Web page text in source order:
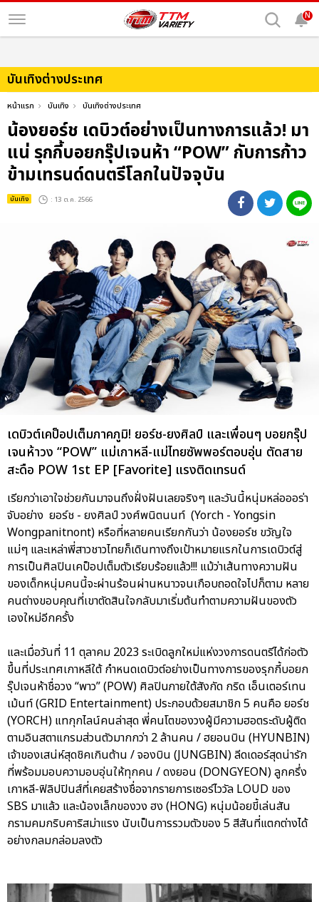
N
บันเทิงต่างประเทศ
หน้าแรก บันเทิง บันเทิงต่างประเทศ
น้องยอร์ช เดบิวต์อย่างเป็นทางการแล้ว! มา
แน่ รุกกี้บอยกรุ๊ปเจนห้า “POW” กับการก้าว
ข้ามเทรนด์ดนตรีโลกในปัจจุบัน
บันเทิง : 13 ต.ค. 2566
เดบิวต์เคป็อปเต็มภาคภูมิ! ยอร์ช-ยงศิลป์ และเพื่อนๆ บอยกรุ๊ป
เจนห้าวง “POW” แม่เกาหลี-แม่ไทยซัพพอร์ตอบอุ่น ตัดสาย
สะดือ POW 1st EP [Favorite] แรงติดเทรนด์
เรียกว่าเอาใจช่วยกันมาจนถึงฝั่งฝันเลยจริงๆ และวันนี้หนุ่มหล่อออร่า
จับอย่าง ยอร์ช - ยงศิลป์ วงศ์พนิตนนท์ (Yorch - Yongsin
Wongpanitnont) หรือที่หลายคนเรียกกันว่า น้องยอร์ช ขวัญใจ
แม่ๆ และเหล่าพี่สาวชาวไทยก็เดินทางถึงเป้าหมายแรกในการเดบิวต์สู่
การเป็นศิลปินเคป็อปเต็มตัวเรียบร้อยแล้ว!!! แม้ว่าเส้นทางความฝัน
ของเด็กหนุ่มคนนี้จะผ่านร้อนผ่านหนาวจนเกือบถอดใจไปก็ตาม หลาย
คนต่างขอบคุณที่เขาตัดสินใจกลับมาเริ่มต้นทำตามความฝันของตัว
เองใหม่อีกครั้ง
และเมื่อวันที่ 11 ตุลาคม 2023 ระเบิดลูกใหม่แห่งวงการดนตรีได้ก่อตัว
ขึ้นที่ประเทศเกาหลีใต้ กำหนดเดบิวต์อย่างเป็นทางการของรุกกี้บอยก
รุ๊ปเจนห้าชื่อวง “พาว” (POW) ศิลปินภายใต้สังกัด กริด เอ็นเตอร์เทน
เม้นท์ (GRID Entertainment) ประกอบด้วยสมาชิก 5 คนคือ ยอร์ช
(YORCH) แทกุกไลน์คนล่าสุด พี่คนโตของวงผู้มีความฮอตระดับผู้ติด
ตามอินสตาแกรมส่วนตัวมากกว่า 2 ล้านคน / ฮยอนบิน (HYUNBIN)
เจ้าของเสน่ห์สุดชิคเกินต้าน / จองบิน (JUNGBIN) ลีดเดอร์สุดน่ารัก
ที่พร้อมมอบความอบอุ่นให้ทุกคน / ดงยอน (DONGYEON) ลูกครึ่ง
เกาหลี-ฟิลิปปินส์ที่เคยสร้างชื่อจากรายการเซอร์ไววัล LOUD ของ
SBS มาแล้ว และน้องเล็กของวง ฮง (HONG) หนุ่มน้อยขี้เล่นสัน
กรามคมกริบคาริสม่าแรง นับเป็นการรวมตัวของ 5 สีสันที่แตกต่างได้
อย่างกลมกล่อมลงตัว